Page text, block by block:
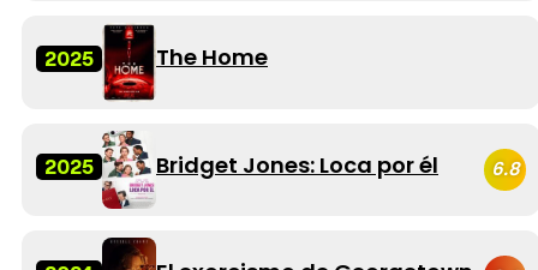
2025 The Home
2025 Bridget Jones: Loca por él 6.8